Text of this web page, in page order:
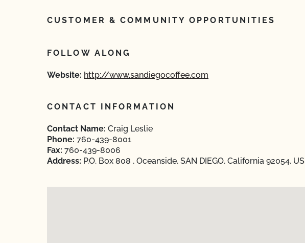
CUSTOMER & COMMUNITY OPPORTUNITIES
FOLLOW ALONG
Website: http://www.sandiegocoffee.com
CONTACT INFORMATION
Contact Name: Craig Leslie
Phone: 760-439-8001
Fax: 760-439-8006
Address: P.O. Box 808 , Oceanside, SAN DIEGO, California 92054, US